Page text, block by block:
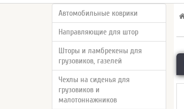
Автомобильные коврики
Направляющие для штор
Шторы и ламбрекены для
грузовиков, газелей
Чехлы на сиденья для
грузовиков и
малотоннажников